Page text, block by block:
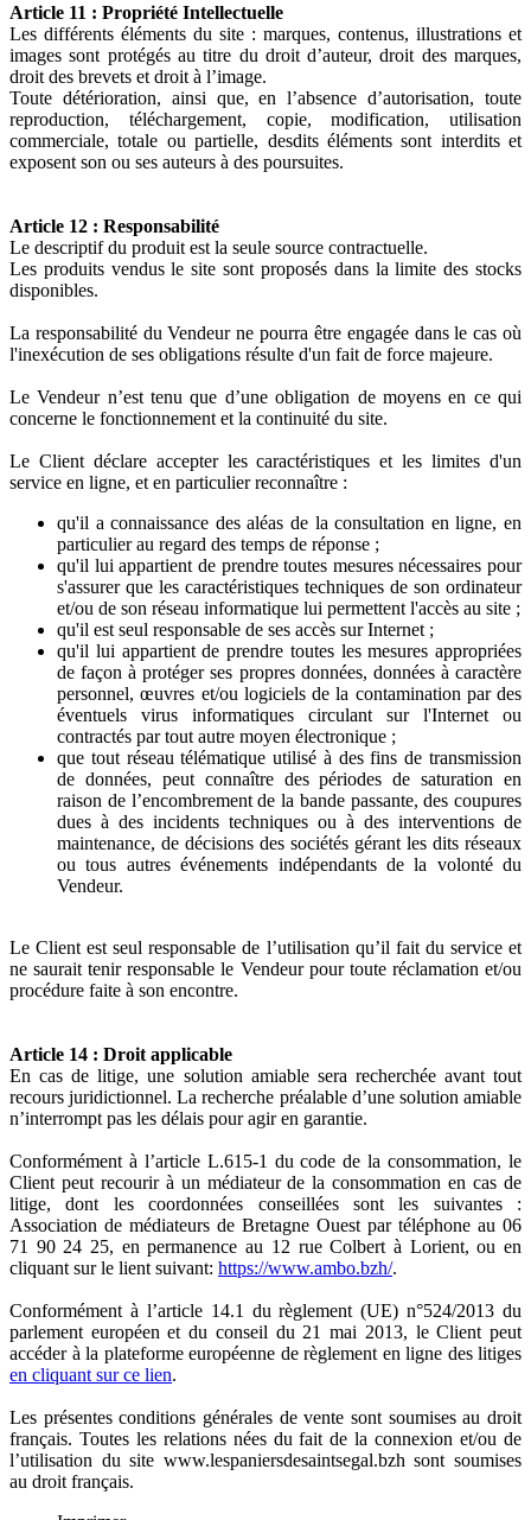
Article 11 : Propriété Intellectuelle
Les différents éléments du site : marques, contenus, illustrations et
images sont protégés au titre du droit d’auteur, droit des marques,
droit des brevets et droit à l’image.
Toute détérioration, ainsi que, en l’absence d’autorisation, toute
reproduction, téléchargement, copie, modification, utilisation
commerciale, totale ou partielle, desdits éléments sont interdits et
exposent son ou ses auteurs à des poursuites.
Article 12 : Responsabilité
Le descriptif du produit est la seule source contractuelle.
Les produits vendus le site sont proposés dans la limite des stocks
disponibles.
La responsabilité du Vendeur ne pourra être engagée dans le cas où
l'inexécution de ses obligations résulte d'un fait de force majeure.
Le Vendeur n’est tenu que d’une obligation de moyens en ce qui
concerne le fonctionnement et la continuité du site.
Le Client déclare accepter les caractéristiques et les limites d'un
service en ligne, et en particulier reconnaître :
qu'il a connaissance des aléas de la consultation en ligne, en
particulier au regard des temps de réponse ;
qu'il lui appartient de prendre toutes mesures nécessaires pour
s'assurer que les caractéristiques techniques de son ordinateur
et/ou de son réseau informatique lui permettent l'accès au site ;
qu'il est seul responsable de ses accès sur Internet ;
qu'il lui appartient de prendre toutes les mesures appropriées
de façon à protéger ses propres données, données à caractère
personnel, œuvres et/ou logiciels de la contamination par des
éventuels virus informatiques circulant sur l'Internet ou
contractés par tout autre moyen électronique ;
que tout réseau télématique utilisé à des fins de transmission
de données, peut connaître des périodes de saturation en
raison de l’encombrement de la bande passante, des coupures
dues à des incidents techniques ou à des interventions de
maintenance, de décisions des sociétés gérant les dits réseaux
ou tous autres événements indépendants de la volonté du
Vendeur.
Le Client est seul responsable de l’utilisation qu’il fait du service et
ne saurait tenir responsable le Vendeur pour toute réclamation et/ou
procédure faite à son encontre.
Article 14 : Droit applicable
En cas de litige, une solution amiable sera recherchée avant tout
recours juridictionnel. La recherche préalable d’une solution amiable
n’interrompt pas les délais pour agir en garantie.
Conformément à l’article L.615-1 du code de la consommation, le
Client peut recourir à un médiateur de la consommation en cas de
litige, dont les coordonnées conseillées sont les suivantes :
Association de médiateurs de Bretagne Ouest par téléphone au 06
71 90 24 25, en permanence au 12 rue Colbert à Lorient, ou en
cliquant sur le lient suivant: https://www.ambo.bzh/.
Conformément à l’article 14.1 du règlement (UE) n°524/2013 du
parlement européen et du conseil du 21 mai 2013, le Client peut
accéder à la plateforme européenne de règlement en ligne des litiges
en cliquant sur ce lien.
Les présentes conditions générales de vente sont soumises au droit
français. Toutes les relations nées du fait de la connexion et/ou de
l’utilisation du site www.lespaniersdesaintsegal.bzh sont soumises
au droit français.